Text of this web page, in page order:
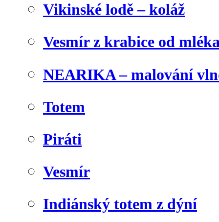
Vikinské lodě – koláž
Vesmír z krabice od
NEARIKA – malování
Totem
Piráti
Vesmír
Indiánský totem z dýní